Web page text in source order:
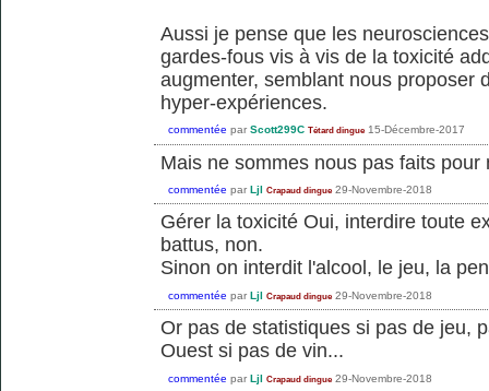
Aussi je pense que les
gardes-fous vis à vis de la toxicité
augmenter, semblant nous proposer
hyper-expériences.
commentée par Scott299C Tétard dingue 15-Décembre-2017
Mais ne sommes nous pas faits
commentée par Ljl Crapaud dingue 29-Novembre-2018
Gérer la toxicité Oui, interdire toute
battus, non.
Sinon on interdit l'alcool, le jeu, la
commentée par Ljl Crapaud dingue 29-Novembre-2018
Or pas de statistiques si pas de jeu,
Ouest si pas de vin...
commentée par Ljl Crapaud dingue 29-Novembre-2018